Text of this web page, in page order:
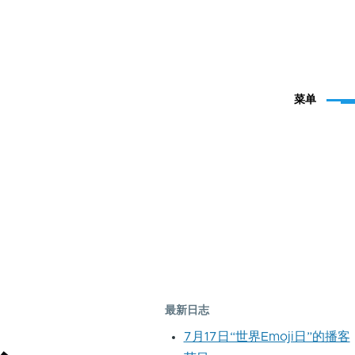
菜单
最新日志
7月17日“世界Emoji日”的播客